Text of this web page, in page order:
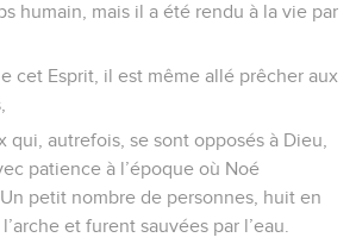
humain, mais il a été rendu à la vie par
cet Esprit, il est même allé prêcher aux
qui, autrefois, se sont opposés à Dieu,
patience à l’époque où Noé
petit nombre de personnes, huit en
et furent sauvées par l’eau.